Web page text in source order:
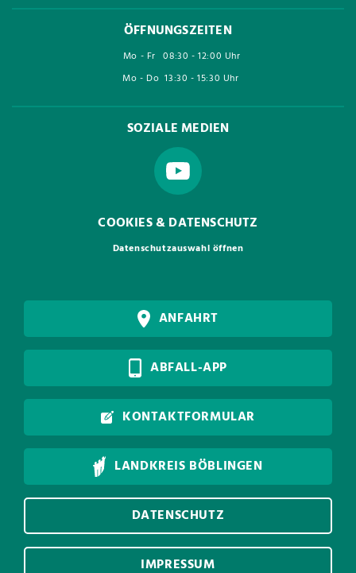
ÖFFNUNGSZEITEN
Mo - Fr 08:30 - 12:00 Uhr
Mo - Do 13:30 - 15:30 Uhr
SOZIALE MEDIEN
COOKIES & DATENSCHUTZ
Datenschutzauswahl öffnen
ANFAHRT
ABFALL-APP
KONTAKTFORMULAR
LANDKREIS BÖBLINGEN
DATENSCHUTZ
IMPRESSUM